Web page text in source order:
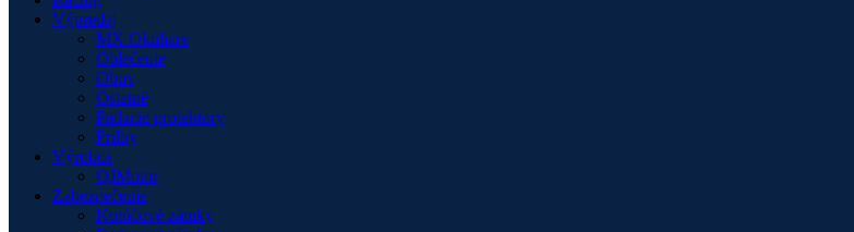
Výpredaj
MX Okuliare
Oblečenie
Obuv
Ostatné
Padacie protektory
Prilby
Výrobca
QJMotor
Zabezpečenie
Kotúčové zámky